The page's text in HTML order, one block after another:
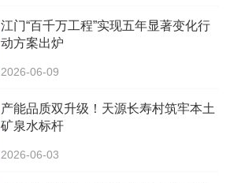
江门“百千万工程”实现五年显著变化行
动方案出炉
2026-06-09
产能品质双升级！天源长寿村筑牢本土
矿泉水标杆
2026-06-03